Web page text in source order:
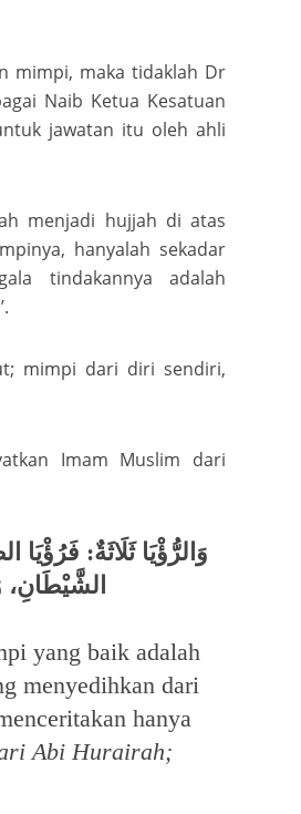
mimpi, maka tidaklah Dr
Naib Ketua Kesatuan
jawatan itu oleh ahli
menjadi hujjah di atas
hanyalah sekadar
tindakannya adalah
mimpi dari diri sendiri,
Imam Muslim dari
وَالرُّؤْيَا ثَلَاثَةٌ:
yang baik adalah
menyedihkan dari
hanya
Abi Hurairah;